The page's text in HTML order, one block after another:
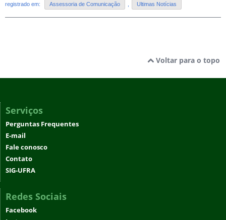
registrado em: Assessoria de Comunicação Ultimas Notícias
Voltar para o topo
Serviços
Perguntas Frequentes
E-mail
Fale conosco
Contato
SIG-UFRA
Redes Sociais
Facebook